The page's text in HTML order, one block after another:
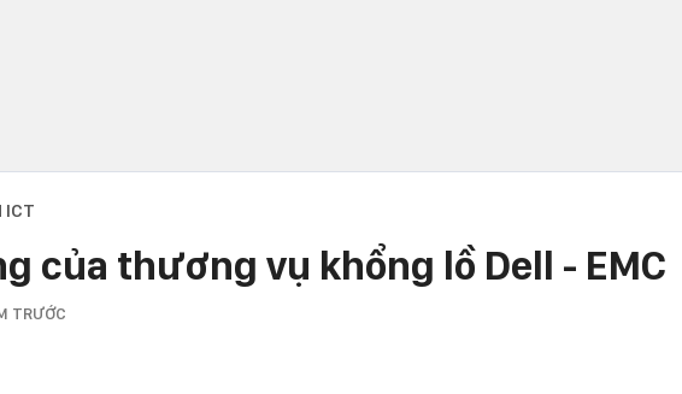
ICT
của thương vụ khổng lồ Dell - EMC
TRƯỚC